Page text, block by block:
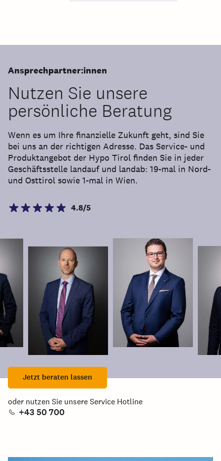
Ansprechpartner:innen
Nutzen Sie unsere
persönliche Beratung
Wenn es um Ihre finanzielle Zukunft geht, sind Sie
bei uns an der richtigen Adresse. Das Service- und
Produktangebot der Hypo Tirol finden Sie in jeder
Geschäftsstelle landauf und landab: 19-mal in Nord-
und Osttirol sowie 1-mal in Wien.
4.8/5
Jetzt beraten lassen
oder nutzen Sie unsere Service Hotline
+43 50 700